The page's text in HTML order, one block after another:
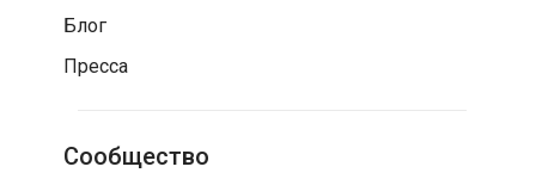
Блог
Пресса
Сообщество